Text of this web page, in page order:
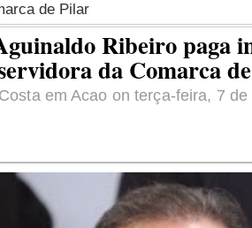
de Pilar
Ribeiro paga
da Comarca
em Acao on terça-feira, 7